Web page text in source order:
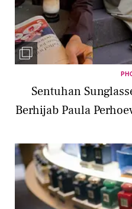
Sentuhan
Berhijab Paula